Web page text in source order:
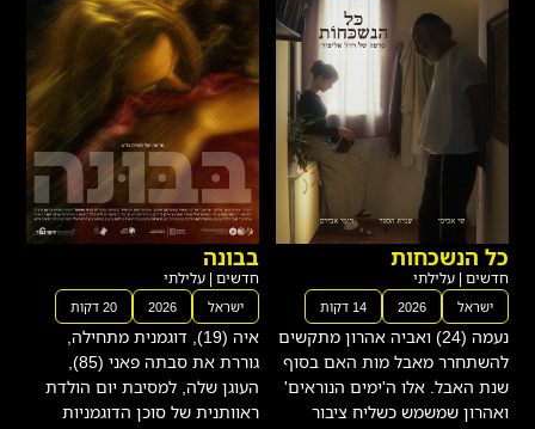
כל הנשכחות
חדשים |עלילתי
ישראל 2026 14 דקות
נעמה (24) ואביה אהרון מתקשים
להשתחרר מאבל מות האם בסוף
שנת האבל. אלו ה'ימים הנוראים'
ואהרון שמשמש כשליח ציבור
בבונה
חדשים | עלילתי
ישראל 2026 20 דקות
איה (19), דוגמנית מתחילה,
גוררת את סבתה פאני (85),
העוגן שלה, למסיבת יום הולדת
ראוותנית של סוכן הדוגמניות